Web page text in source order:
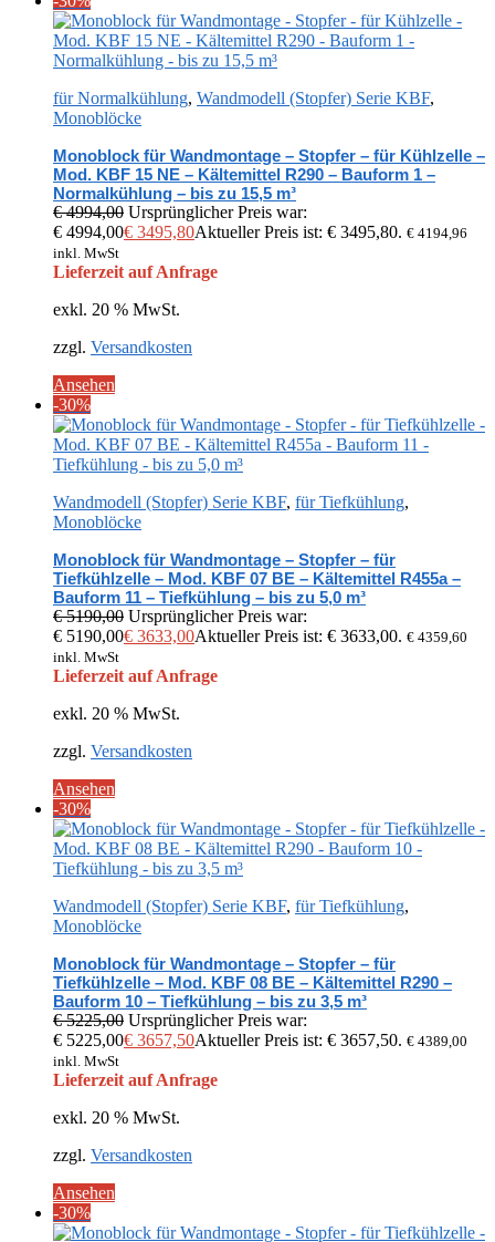
für Normalkühlung, Wandmodell (Stopfer) Serie KBF,
Monoblöcke
Monoblock für Wandmontage – Stopfer – für Kühlzelle –
Mod. KBF 15 NE – Kältemittel R290 – Bauform 1 –
Normalkühlung – bis zu 15,5 m³
€4994,00 Ursprünglicher Preis war:
€ 4994,00€ 3495,80Aktueller Preis ist: € 3495,80. € 4194,96
inkl. MwSt
Lieferzeit auf Anfrage
exkl. 20 % MwSt.
zzgl. Versandkosten
Ansehen
-30%
Wandmodell (Stopfer) Serie KBF, für Tiefkühlung,
Monoblöcke
Monoblock für Wandmontage – Stopfer – für
Tiefkühlzelle – Mod. KBF 07 BE – Kältemittel R455a –
Bauform 11 – Tiefkühlung – bis zu 5,0 m³
€5190,00 Ursprünglicher Preis war:
€ 5190,00€ 3633,00Aktueller Preis ist: € 3633,00. € 4359,60
inkl. MwSt
Lieferzeit auf Anfrage
exkl. 20 % MwSt.
zzgl. Versandkosten
Ansehen
-30%
Wandmodell (Stopfer) Serie KBF, für Tiefkühlung,
Monoblöcke
Monoblock für Wandmontage – Stopfer – für
Tiefkühlzelle – Mod. KBF 08 BE – Kältemittel R290 –
Bauform 10 – Tiefkühlung – bis zu 3,5 m³
€5225,00 Ursprünglicher Preis war:
€ 5225,00€ 3657,50Aktueller Preis ist: € 3657,50. € 4389,00
inkl. MwSt
Lieferzeit auf Anfrage
exkl. 20 % MwSt.
zzgl. Versandkosten
Ansehen
-30%